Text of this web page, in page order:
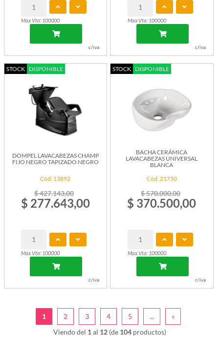
Max Vta: 100000
c/iva
Max Vta: 100000
c/iva
STOCK DISPONIBLE
DOMPEL LAVACABEZAS CHAMP
FIJO NEGRO TAPIZADO NEGRO
Cód: 13892
$ 427.143,00
$ 277.643,00
Max Vta: 100000
c/iva
STOCK DISPONIBLE
BACHA CERÁMICA
LAVACABEZAS UNIVERSAL
BLANCA
Cód: 21750
$ 570.000,00
$ 370.500,00
Max Vta: 100000
c/iva
1 2 3 4 5 ...
»
Viendo del 1 al 12(de 104productos)